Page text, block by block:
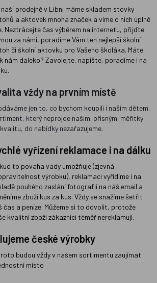
naší prodejně v Libni máme skladem stovky
a aktovek mnoha značek a víme o nich úplně
Neztrácejte čas výběrem na internetu, přijďte
za námi, poradíme Vám ten nejlepší školní
či školní aktovku pro Vašeho školáka. Máte
nám daleko? Zavolejte, napište, poradíme i na
vždy na prvním místě
jen to, co bychom koupili i našim dětem.
který neprojde našimi přísnými měřítky
do nabídky nezařazujeme.
vyřízení reklamace i na dálku
to povaha vady umožňuje (zjevná
výrobku), reklamaci vyřídíme i na
pouhého zaslání fotografií na náš email a
zboží kus za kus. Vždy se snažíme šetřit
čas a peníze. Můžeme si to dovolit, protože
kvalitní zboží zákazníci téměř nereklamují.
české výrobky
budou vždy v našem sortimentu zaujímat
místo